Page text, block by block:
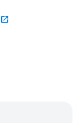
open_in_new